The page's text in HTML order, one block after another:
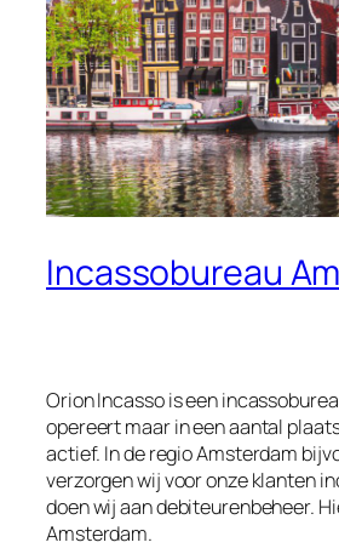
Incassobureau
Orion Incasso is een
opereert maar in een aantal
actief. In de regio Amsterdam
verzorgen wij voor onze klanten
doen wij aan debiteurenbeheer.
Amsterdam.